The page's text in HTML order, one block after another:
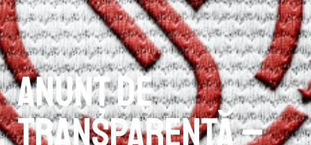
Anunț de
transparență –